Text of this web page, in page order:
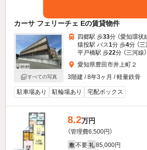
カーサ フェリーチェ Eの賃貸物件
すべての写真
四郷駅 歩33分 （愛知環状
猿投駅 バス1分 歩4分 （三
平戸橋駅 歩22分 （三河線）
愛知県豊田市井上町２
3階建 / 8年3ヶ月 / 軽量鉄骨
駐車場あり 駐輪場あり 宅配ボックス
8.2万円
（管理費6,500円）
敷 不要 礼 85,000円